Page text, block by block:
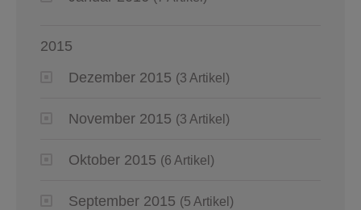
2015
Dezember 2015 (3 Artikel)
November 2015 (3 Artikel)
Oktober 2015 (6 Artikel)
September 2015 (5 Artikel)